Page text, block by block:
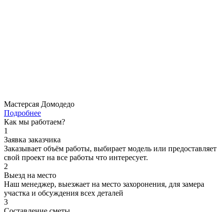
Мастерсая Домодедо
Подробнее
Как мы работаем?
1
Заявка заказчика
Заказывает объём работы, выбирает модель или предоставляет
свой проект на все работы что интересует.
2
Выезд на место
Наш менеджер, выезжает на место захоронения, для замера
участка и обсуждения всех деталей
3